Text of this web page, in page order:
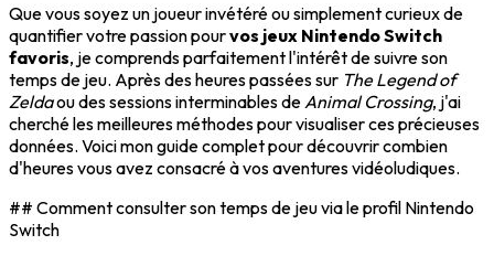
Que vous soyez un joueur invétéré ou simplement curieux de
quantifier votre passion pourvos jeux Nintendo Switch
favoris, je comprends parfaitement l'intérêt de suivre son
temps de jeu. Après des heures passées sur The Legend of
Zeldaou des sessions interminables de Animal Crossing, j'ai
cherché les meilleures méthodes pour visualiser ces précieuses
données. Voici mon guide complet pour découvrir combien
d'heures vous avez consacré à vos aventures vidéoludiques.
## Comment consulter son temps de jeu via le profil Nintendo
Switch